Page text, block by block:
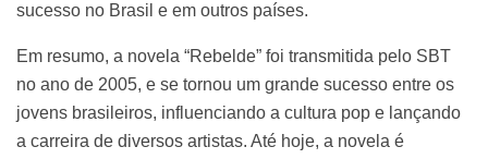
sucesso no Brasil e em outros países.
Em resumo, a novela “Rebelde” foi transmitida pelo SBT
no ano de 2005, e se tornou um grande sucesso entre os
jovens brasileiros, influenciando a cultura pop e lançando
a carreira de diversos artistas. Até hoje, a novela é